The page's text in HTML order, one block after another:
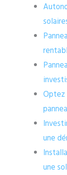
Optez
une
une